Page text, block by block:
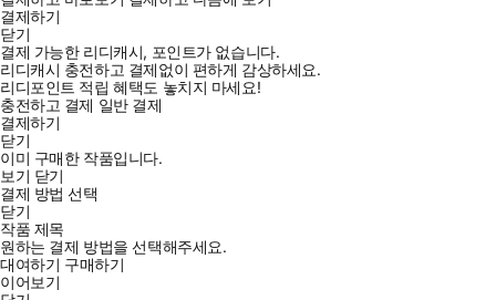
결제하기
닫기
결제 가능한 리디캐시, 포인트가 없습니다.
리디캐시 충전하고 결제없이 편하게 감상하세요.
리디포인트 적립 혜택도 놓치지 마세요!
충전하고 결제 일반 결제
결제하기
닫기
이미 구매한 작품입니다.
보기 닫기
결제 방법 선택
닫기
작품 제목
원하는 결제 방법을 선택해주세요.
대여하기 구매하기
이어보기